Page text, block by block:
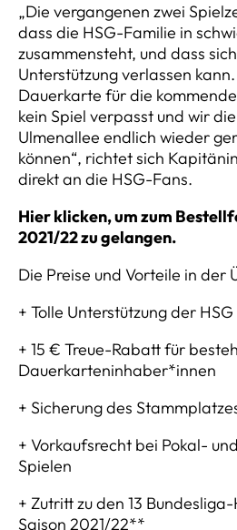
„Die vergangenen zwei
dass die HSG-Familie in
zusammensteht, und dass
Unterstützung verlassen
Dauerkarte für die
kein Spiel verpasst und wir
Ulmenallee endlich wieder
können“, richtet sich
direkt an die HSG-Fans.
Hier klicken, um zum
2021/22 zu gelangen.
Die Preise und Vorteile in der
+ Tolle Unterstützung der HSG
+ 15 € Treue-Rabatt für
Dauerkarteninhaber*innen
+ Sicherung des
+ Vorkaufsrecht bei Pokal-
Spielen
+ Zutritt zu den 13
Saison 2021/22**